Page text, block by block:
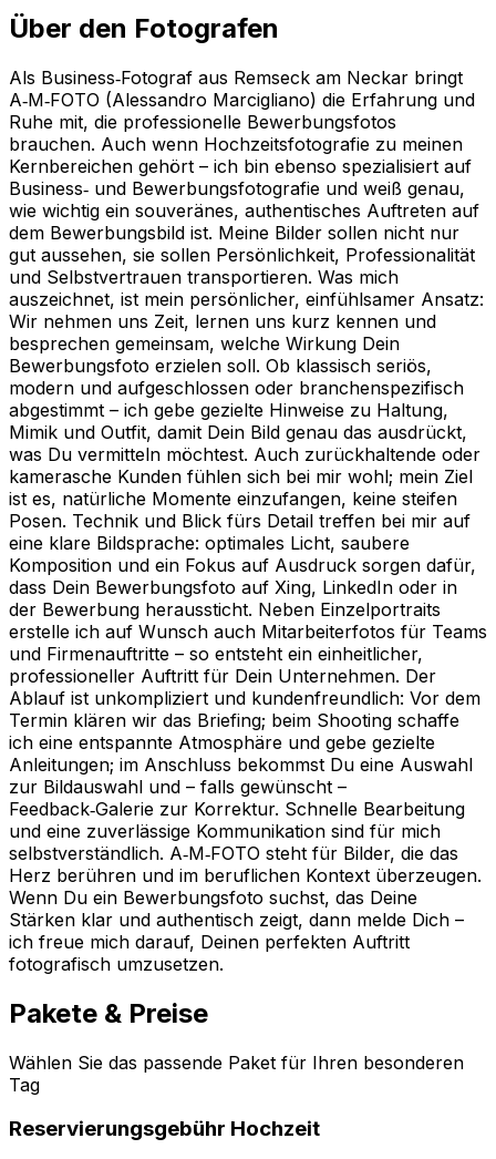
Über den Fotografen
Als Business‑Fotograf aus Remseck am Neckar bringt
A‑M‑FOTO (Alessandro Marcigliano) die Erfahrung und
Ruhe mit, die professionelle Bewerbungsfotos
brauchen. Auch wenn Hochzeitsfotografie zu meinen
Kernbereichen gehört – ich bin ebenso spezialisiert auf
Business‑ und Bewerbungsfotografie und weiß genau,
wie wichtig ein souveränes, authentisches Auftreten auf
dem Bewerbungsbild ist. Meine Bilder sollen nicht nur
gut aussehen, sie sollen Persönlichkeit, Professionalität
und Selbstvertrauen transportieren. Was mich
auszeichnet, ist mein persönlicher, einfühlsamer Ansatz:
Wir nehmen uns Zeit, lernen uns kurz kennen und
besprechen gemeinsam, welche Wirkung Dein
Bewerbungsfoto erzielen soll. Ob klassisch seriös,
modern und aufgeschlossen oder branchenspezifisch
abgestimmt – ich gebe gezielte Hinweise zu Haltung,
Mimik und Outfit, damit Dein Bild genau das ausdrückt,
was Du vermitteln möchtest. Auch zurückhaltende oder
kamerasche Kunden fühlen sich bei mir wohl; mein Ziel
ist es, natürliche Momente einzufangen, keine steifen
Posen. Technik und Blick fürs Detail treffen bei mir auf
eine klare Bildsprache: optimales Licht, saubere
Komposition und ein Fokus auf Ausdruck sorgen dafür,
dass Dein Bewerbungsfoto auf Xing, LinkedIn oder in
der Bewerbung heraussticht. Neben Einzelportraits
erstelle ich auf Wunsch auch Mitarbeiterfotos für Teams
und Firmenauftritte – so entsteht ein einheitlicher,
professioneller Auftritt für Dein Unternehmen. Der
Ablauf ist unkompliziert und kundenfreundlich: Vor dem
Termin klären wir das Briefing; beim Shooting schaffe
ich eine entspannte Atmosphäre und gebe gezielte
Anleitungen; im Anschluss bekommst Du eine Auswahl
zur Bildauswahl und – falls gewünscht –
Feedback‑Galerie zur Korrektur. Schnelle Bearbeitung
und eine zuverlässige Kommunikation sind für mich
selbstverständlich. A‑M‑FOTO steht für Bilder, die das
Herz berühren und im beruflichen Kontext überzeugen.
Wenn Du ein Bewerbungsfoto suchst, das Deine
Stärken klar und authentisch zeigt, dann melde Dich –
ich freue mich darauf, Deinen perfekten Auftritt
fotografisch umzusetzen.
Pakete & Preise
Wählen Sie das passende Paket für Ihren besonderen
Tag
Reservierungsgebühr Hochzeit